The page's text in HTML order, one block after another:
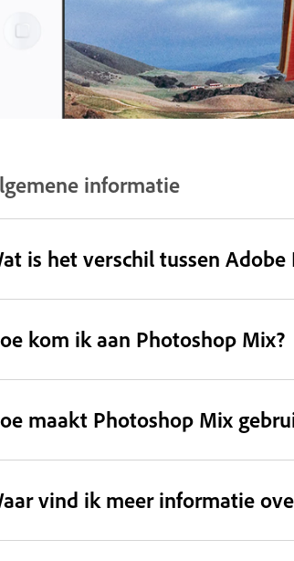
informatie
is het verschil tussen
kom ik aan Photoshop Mix?
maakt Photoshop Mix
vind ik meer informatie